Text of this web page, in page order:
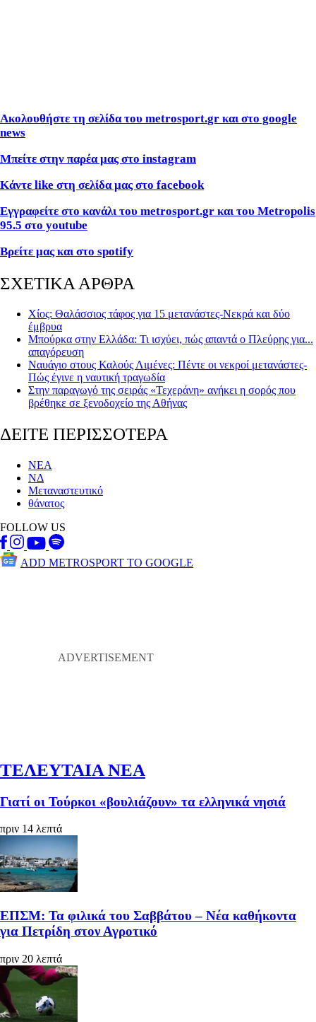
Ακολουθήστε τη σελίδα του metrosport.gr και στο google
news
Μπείτε στην παρέα μας στο instagram
Κάντε like στη σελίδα μας στο facebook
Εγγραφείτε στο κανάλι του metrosport.gr και του Metropolis
95.5 στο youtube
Βρείτε μας και στο spotify
ΣΧΕΤΙΚΑ ΑΡΘΡΑ
Χίος: Θαλάσσιος τάφος για 15 μετανάστες-Νεκρά και δύο
έμβρυα
Μπούρκα στην Ελλάδα: Τι ισχύει, πώς απαντά ο Πλεύρης για...
απαγόρευση
Ναυάγιο στους Καλούς Λιμένες: Πέντε οι νεκροί μετανάστες-
Πώς έγινε η ναυτική τραγωδία
Στην παραγωγό της σειράς «Τεχεράνη» ανήκει η σορός που
βρέθηκε σε ξενοδοχείο της Αθήνας
ΔΕΙΤΕ ΠΕΡΙΣΣΟΤΕΡΑ
ΝΕΑ
ΝΔ
Μεταναστευτικό
θάνατος
FOLLOW US
ADD METROSPORT TO GOOGLE
ΤΕΛΕΥΤΑΙΑ ΝΕΑ
Γιατί οι Τούρκοι «βουλιάζουν» τα ελληνικά νησιά
πριν 14 λεπτά
ΕΠΣΜ: Τα φιλικά του Σαββάτου – Νέα καθήκοντα
για Πετρίδη στον Αγροτικό
πριν 20 λεπτά